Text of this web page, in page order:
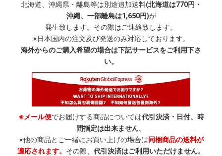
北海道、沖縄県・離島等は別途追加送料(北海道は770円・
沖縄、一部離島は1,650円)が
発生致します。その際はご連絡致します。
※日本国内の注文及び発送のみ対応しております。
海外からのご購入希望の場合は下記サービスをご利用下さ
い。
※メール便でお届けする商品については代引決済・日付、時
間指定は出来ません。
※他の商品とご一緒にお買い上げの場合は同梱商品の送料が
適応されます。 その際、 代引決済はご利用いただけません。